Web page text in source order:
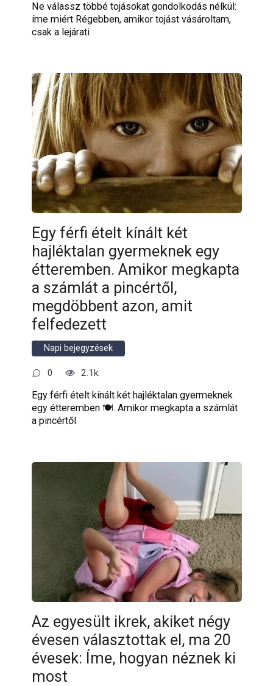
Ne válassz többé tojásokat gondolkodás nélkül:
íme miért Régebben, amikor tojást vásároltam,
csak a lejárati
Egy férfi ételt kínált két
hajléktalan gyermeknek egy
étteremben. Amikor megkapta
a számlát a pincértől,
megdöbbent azon, amit
felfedezett
Napi bejegyzések
0 2.1k.
Egy férfi ételt kínált két hajléktalan gyermeknek
egy étteremben 🍽️. Amikor megkapta a számlát
a pincértől
Az egyesült ikrek, akiket négy
évesen választottak el, ma 20
évesek: Íme, hogyan néznek ki
most